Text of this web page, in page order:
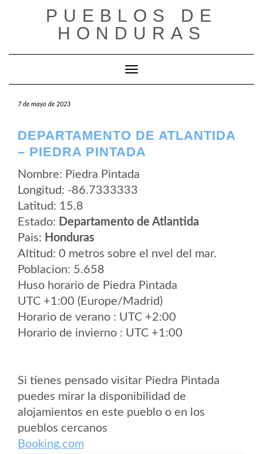
PUEBLOS DE
HONDURAS
Cambiar modo de navegación
7 de mayo de 2023
DEPARTAMENTO DE ATLANTIDA
– PIEDRA PINTADA
Nombre: Piedra Pintada
Longitud: -86.7333333
Latitud: 15.8
Estado: Departamento de Atlantida
Pais: Honduras
Altitud: 0 metros sobre el nvel del mar.
Poblacion: 5.658
Huso horario de Piedra Pintada
UTC +1:00 (Europe/Madrid)
Horario de verano : UTC +2:00
Horario de invierno : UTC +1:00
Si tienes pensado visitar Piedra Pintada
puedes mirar la disponibilidad de
alojamientos en este pueblo o en los
pueblos cercanos
Booking.com